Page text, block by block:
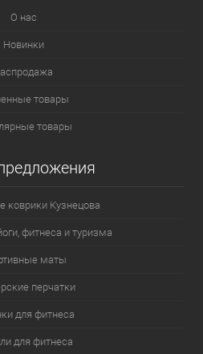
О нас
Новинки
товары
товары
коврики Кузнецова
фитнеса и туризма
маты
перчатки
для фитнеса
для фитнеса